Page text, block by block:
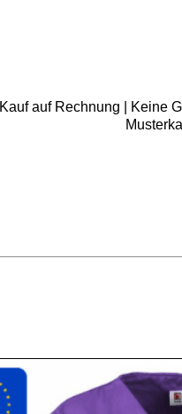
Kauf auf Rechnung | Keine